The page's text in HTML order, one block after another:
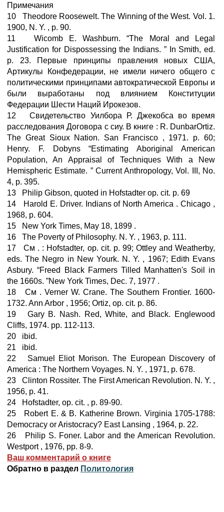
Примечания
10 Theodore Roosewelt. The Winning of the West. Vol. 1.
1900, N. Y. , p. 90.
11 Wicomb E. Washburn. “The Moral and Legal
Justification for Dispossessing the Indians. ” In Smith, ed.
p. 23. Первые принципы правления новых США,
Артикулы Конфедерации, не имели ничего общего с
политическими принципами автократической Европы и
были выработаны под влиянием Конституции
Федерации Шести Наций Ирокезов.
12 Свидетельство Уилбора Р. Джeкобса во время
расследования Договора с сиу. В книге : R. DunbarOrtiz.
The Great Sioux Nation. San Francisco , 1971. p. 60;
Henry. F. Dobyns “Estimating Aboriginal American
Population, An Appraisal of Techniques With a New
Hemispheric Estimate. ” Current Anthropology, Vol. III, No.
4, p. 395.
13 Philip Gibson, quoted in Hofstadter op. cit. p. 69
14 Harold E. Driver. Indians of North America . Chicago ,
1968, p. 604.
15 New York Times, May 18, 1899 .
16 The Poverty of Philosophy. N. Y. , 1963, p. 111.
17 См . : Hofstadter, op. cit. p. 99; Ottley and Weatherby,
eds. The Negro in New Yourk. N. Y. , 1967; Edith Evans
Asbury. “Freed Black Farmers Tilled Manhatten's Soil in
the 1660s. ”New York Times, Dec. 7, 1977 .
18 См . Verner W. Crane. The Southern Frontier. 1600-
1732. Ann Arbor , 1956; Ortiz, op. cit. p. 86.
19 Gary B. Nash. Red, White, and Black. Englewood
Cliffs, 1974. pp. 112-113.
20 ibid.
21 ibid.
22 Samuel Eliot Morison. The European Discovery of
America : The Northern Voyages. N. Y. , 1971, p. 678.
23 Clinton Rossiter. The First American Revolution. N. Y. ,
1956, p. 41.
24 Hofstadter, op. cit. , p. 89-90.
25 Robert E. & B. Katherine Brown. Virginia 1705-1788:
Democracy or Aristocracy? East Lansing , 1964, p. 22.
26 Philip S. Foner. Labor and the American Revolution.
Westport , 1976, pp. 8-9.
Ваш комментарий о книге
Обратно в раздел Политология